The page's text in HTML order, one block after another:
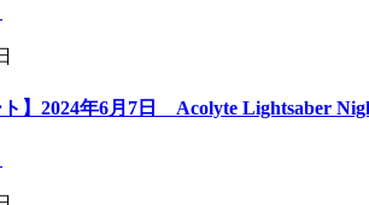
ト】2024年6月7日 Acolyte Lightsaber